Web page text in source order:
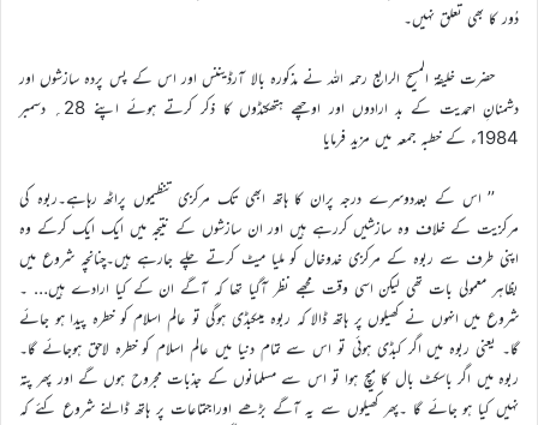
دُور کا بھی تعلق نہیں۔
حضرت خلیفۃ المسیح الرابع رحمہ اللہ نے مذکورہ بالا آرڈیننس اور اس کے پس پردہ سازشوں اور
دشمنانِ احمدیت کے بد ارادوں اور اوچھے ہتھکنڈوں کا ذکر کرتے ہوئے اپنے 28؍ دسمبر
1984ء کے خطبہ جمعہ میں مزید فرمایا
’’ اس کے بعددوسرے درجہ پران کا ہاتھ ابھی تک مرکزی تنظیموں پراٹھ رہاہے۔ربوہ کی
مرکزیت کے خلاف وہ سازشیں کررہے ہیں اور ان سازشوں کے نتیجہ میں ایک ایک کرکے وہ
اپنی طرف سے ربوہ کے مرکزی خدوخال کو ملیا میٹ کرتے چلے جارہے ہیں۔چنانچہ شروع میں
بظاہر معمولی بات تھی لیکن اسی وقت مجھے نظر آگیا تھا کہ آگے ان کے کیا ارادے ہیں… ۔
شروع میں انہوں نے کھیلوں پر ہاتھ ڈالا کہ ربوہ میںکبڈی ہوگی تو عالم اسلام کو خطرہ پیدا ہو جائے
گا۔ یعنی ربوہ میں اگر کبڈی ہوئی تو اس سے تمام دنیا میں عالم اسلام کو خطرہ لاحق ہوجائے گا۔
ربوہ میں اگر باسکٹ بال کا میچ ہوا تو اس سے مسلمانوں کے جذبات مجروح ہوں گے اور پھر پتہ
نہیں کیا ہو جائے گا ۔پھر کھیلوں سے یہ آگے بڑھے اوراجتماعات پر ہاتھ ڈالنے شروع کئے کہ